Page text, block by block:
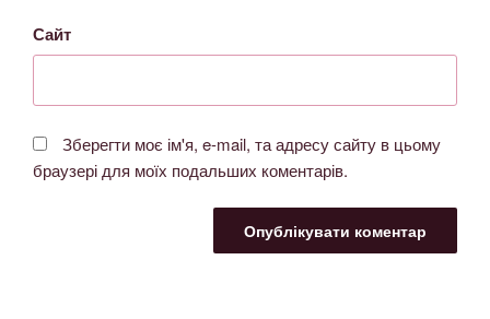
Сайт
Зберегти моє ім'я, e-mail, та адресу сайту в цьому
браузері для моїх подальших коментарів.